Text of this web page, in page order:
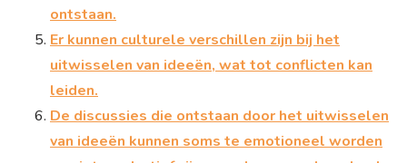
ontstaan.
Er kunnen culturele verschillen zijn bij het
uitwisselen van ideeën, wat tot conflicten kan
leiden.
De discussies die ontstaan door het uitwisselen
van ideeën kunnen soms te emotioneel worden